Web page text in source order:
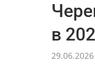
в
29.06.2026